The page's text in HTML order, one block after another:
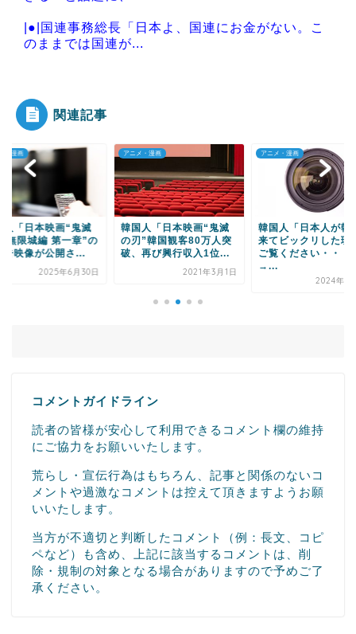
|●|国連事務総長「日本よ、国連にお金がない。こ
のままでは国連が...
Powered by livedoor 相互RSS
関連記事
・漫画
人「日本映画“鬼滅
無限城編 第一章”の
告映像が公開さ...
2025年6月30日
アニメ・漫画
韓国人「日本映画“鬼滅
の刃”韓国観客80万人突
破、再び興行収入1位...
2021年3月1日
アニメ・漫画
韓国人「日本人が韓
来てビックリした理
ご覧ください・・・
→...
2024年1
コメントガイドライン
読者の皆様が安心して利用できるコメント欄の維持
にご協力をお願いいたします。
荒らし・宣伝行為はもちろん、記事と関係のないコ
メントや過激なコメントは控えて頂きますようお願
いいたします。
当方が不適切と判断したコメント（例：長文、コピ
ペなど）も含め、上記に該当するコメントは、削
除・規制の対象となる場合がありますので予めご了
承ください。